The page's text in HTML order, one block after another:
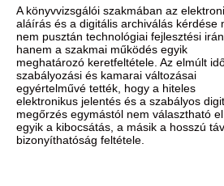
A könyvvizsgálói szakmában az
aláírás és a digitális archiválás kérdése
nem pusztán technológiai fejlesztési
hanem a szakmai működés egyik
meghatározó keretfeltétele. Az elmúlt
szabályozási és kamarai változásai
egyértelművé tették, hogy a hiteles
elektronikus jelentés és a szabályos
megőrzés egymástól nem választható
egyik a kibocsátás, a másik a hosszú
bizonyíthatóság feltétele.